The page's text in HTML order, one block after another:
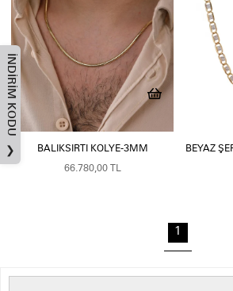
BALIKSIRTI KOLYE-3MM
66.780,00 TL
1
İNDIRIM KODU
❯